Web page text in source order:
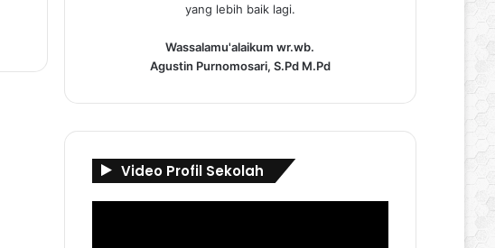
yang lebih baik lagi.
Wassalamu'alaikum wr.wb.
Agustin Purnomosari, S.Pd M.Pd
Video Profil Sekolah